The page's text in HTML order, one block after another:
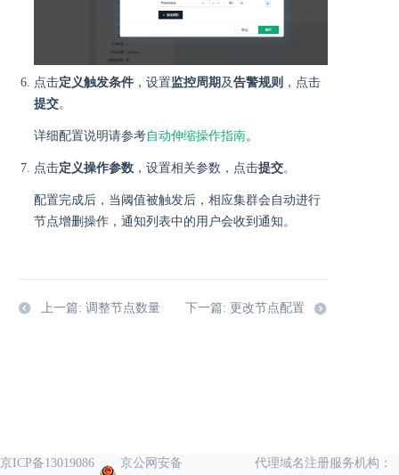
点击定义触发条件 ，设置监控周期 及告警规则 ，点击
提交。
详细配置说明请参考自动伸缩操作指南。
点击定义操作参数 ，设置相关参数，点击提交。
配置完成后，当阈值被触发后，相应集群会自动进行
节点增删操作，通知列表中的用户会收到通知。
上一篇: 调整节点数量 下一篇: 更改节点配置
京ICP备13019086 京公网安备 代理域名注册服务机构：